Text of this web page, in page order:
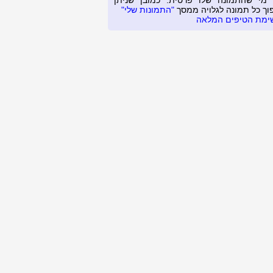
כל תמונה לגלויה ממסך "התמונות שלי"
הטיפים המלאה